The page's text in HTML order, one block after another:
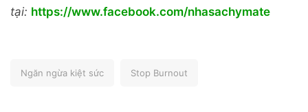
tại: https://www.facebook.com/nhasachymate
Ngăn ngừa kiệt sức Stop Burnout